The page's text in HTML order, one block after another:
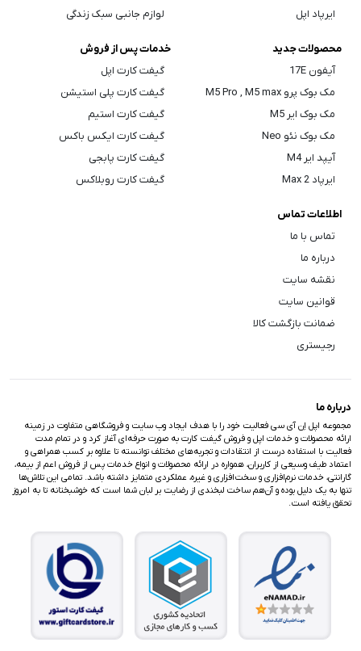
ایرپاد اپل
لوازم جانبی سبک زندگی
محصولات جدید
آیفون 17E
مک بوک پرو M5 Pro , M5 max
مک بوک ایر M5
مک بوک نئو Neo
آیپد ایر M4
ایرپاد Max 2
خدمات پس از فروش
گیفت کارت اپل
گیفت کارت پلی استیشن
گیفت کارت استیم
گیفت کارت ایکس باکس
گیفت کارت پابجی
گیفت کارت روبلاکس
اطلاعات تماس
تماس با ما
درباره ما
نقشه سایت
قوانین سایت
ضمانت بازگشت کالا
رجیستری
درباره ما
مجموعه اپل اِن آی سی فعالیت خود را با هدف ایجاد وب سایت و فروشگاهی متفاوت در زمینه
ارائه محصولات و خدمات اپل و فروش گیفت کارت به صورت حرفه‌ای آغاز کرد و در تمام مدت
فعالیت با استفاده درست از انتقادات و تجربه‌های مختلف توانسته تا علاوه بر کسب همراهی و
اعتماد طیف وسیعی از کاربران، همواره در ارائه محصولات و انواع خدمات پس از فروش اعم از بیمه،
گارانتی، خدمات نرم‌افزاری و سخت‌افزاری و غیره، عملکردی متمایز داشته باشد. تمامی این تلاش‌ها
تنها به یک دلیل بوده و آن‌هم ساخت لبخندی از رضایت بر لبان شما است که خوشبختانه تا به امروز
تحقق یافته است.